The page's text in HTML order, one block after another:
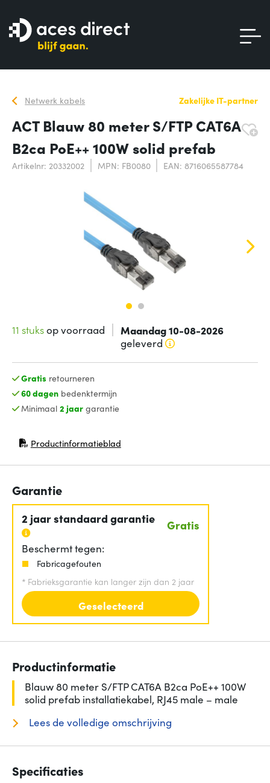
Netwerk kabels Zakelijke IT-partner
ACT Blauw 80 meter S/FTP CAT6A
B2ca PoE++ 100W solid prefab
Artikelnr: 20332002 MPN: FB0080 EAN: 8716065587784
11 stuksop voorraad Maandag 10-08-2026
geleverd
Gratis retourneren
60 dagenbedenktermijn
Minimaal 2 jaargarantie
Productinformatieblad
(opent in nieuw venster)
Garantie
2 jaar standaard garantie Gratis
Beschermt tegen:
Fabricagefouten
* Fabrieksgarantie kan langer zijn dan 2 jaar
Geselecteerd
Productinformatie
Blauw 80 meter S/FTP CAT6A B2ca PoE++ 100W
solid prefab installatiekabel, RJ45 male – male
Lees de volledige omschrijving
Specificaties